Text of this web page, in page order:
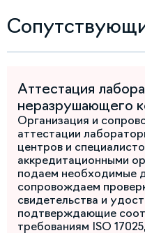
Аттестация
неразрушающего
Организация и
аттестации
центров и
аккредитационными
подаем необходимые
сопровождаем
свидетельства и
подтверждающие
требованиям ISO